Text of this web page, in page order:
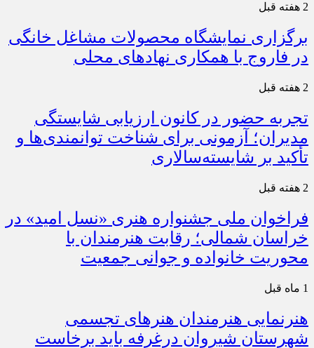
2 هفته قبل
برگزاری نمایشگاه محصولات مشاغل خانگی
در فاروج با همکاری نهادهای محلی
2 هفته قبل
تجربه حضور در کانون ارزیابی شایستگی
مدیران؛ آزمونی برای شناخت توانمندی‌ها و
تأکید بر شایسته‌سالاری
2 هفته قبل
فراخوان ملی جشنواره هنری «نسل امید» در
خراسان شمالی؛ رقابت هنرمندان با
محوریت خانواده و جوانی جمعیت
1 ماه قبل
هنرنمایی هنرمندان هنرهای تجسمی
شهرستان شیروان درغرفه باید برخاست